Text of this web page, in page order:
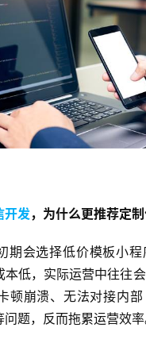
开发，为什么更推荐定制
期会选择低价模板小
低，实际运营中往往
顿崩溃、无法对接内部
题，反而拖累运营效率